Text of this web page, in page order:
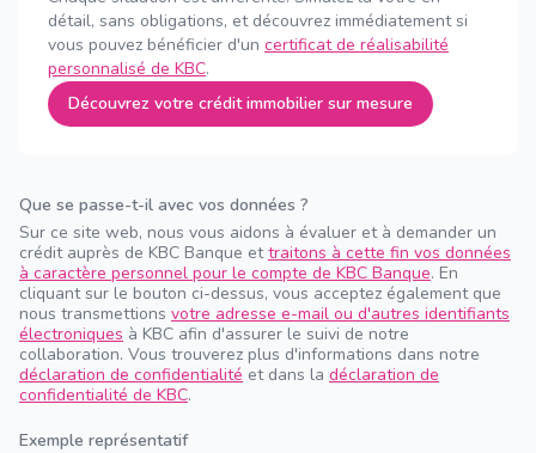
détail, sans obligations, et découvrez immédiatement si
vous pouvez bénéficier d'un certificat de réalisabilité
personnalisé de KBC.
Découvrez votre crédit immobilier sur mesure
Que se passe-t-il avec vos données ?
Sur ce site web, nous vous aidons à évaluer et à demander un
crédit auprès de KBC Banque ettraitons à cette fin vos données
à caractère personnel pour le compte de KBC Banque. En
cliquant sur le bouton ci-dessus, vous acceptez également que
nous transmettions votre adresse e-mail ou d'autres identifiants
électroniques à KBC afin d'assurer le suivi de notre
collaboration. Vous trouverez plus d'informations dans notre
déclaration de confidentialité et dans la déclaration de
confidentialité de KBC.
Exemple représentatif